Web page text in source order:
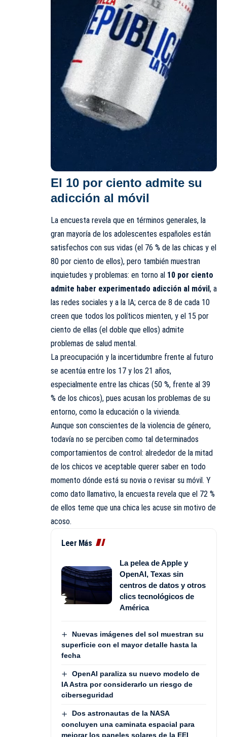
El 10 por ciento admite su
adicción al móvil
La encuesta revela que en términos generales, la
gran mayoría de los adolescentes españoles están
satisfechos con sus vidas (el 76 % de las chicas y el
80 por ciento de ellos), pero también muestran
inquietudes y problemas: en torno al 10 por ciento
admite haber experimentado adicción al móvil, a
las redes sociales y a la IA; cerca de 8 de cada 10
creen que todos los políticos mienten, y el 15 por
ciento de ellas (el doble que ellos) admite
problemas de salud mental.
La preocupación y la incertidumbre frente al futuro
se acentúa entre los 17 y los 21 años,
especialmente entre las chicas (50 %, frente al 39
% de los chicos), pues acusan los problemas de su
entorno, como la educación o la vivienda.
Aunque son conscientes de la violencia de género,
todavía no se perciben como tal determinados
comportamientos de control: alrededor de la mitad
de los chicos ve aceptable querer saber en todo
momento dónde está su novia o revisar su móvil. Y
como dato llamativo, la encuesta revela que el 72 %
de ellos teme que una chica les acuse sin motivo de
acoso.
Leer Más
La pelea de Apple y
OpenAI, Texas sin
centros de datos y otros
clics tecnológicos de
América
Nuevas imágenes del sol muestran su
superficie con el mayor detalle hasta la
fecha
OpenAI paraliza su nuevo modelo de
IA Astra por considerarlo un riesgo de
ciberseguridad
Dos astronautas de la NASA
concluyen una caminata espacial para
mejorar los paneles solares de la EEI